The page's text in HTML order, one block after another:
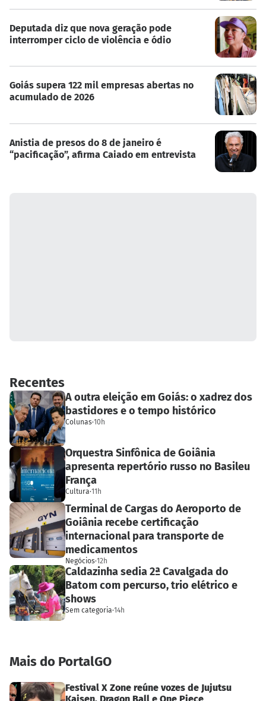
Deputada diz que nova geração pode
interromper ciclo de violência e ódio
Goiás supera 122 mil empresas abertas no
acumulado de 2026
Anistia de presos do 8 de janeiro é
“pacificação”, afirma Caiado em entrevista
Recentes
A outra eleição em Goiás: o xadrez dos
bastidores e o tempo histórico
Colunas·10h
Orquestra Sinfônica de Goiânia
apresenta repertório russo no Basileu
França
Cultura·11h
Terminal de Cargas do Aeroporto de
Goiânia recebe certificação
internacional para transporte de
medicamentos
Negócios·12h
Caldazinha sedia 2ª Cavalgada do
Batom com percurso, trio elétrico e
shows
Sem categoria·14h
Mais do PortalGO
Festival X Zone reúne vozes de Jujutsu